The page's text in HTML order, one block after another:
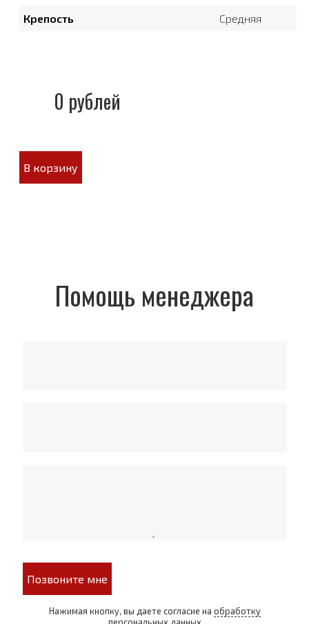
Крепость
Средняя
0 рублей
В корзину
Помощь менеджера
Позвоните мне
Нажимая кнопку, вы даете согласие на обработку